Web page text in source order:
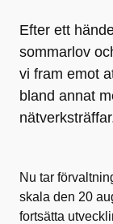
Efter ett
sommarlov
vi fram emot
bland annat
Nu tar
skala den 20
fortsätta